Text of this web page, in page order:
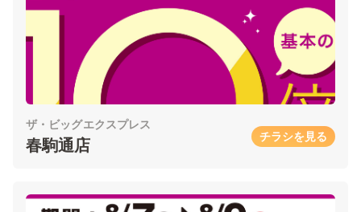
ザ・ビッグエクスプレス
春駒通店 チラシを見る